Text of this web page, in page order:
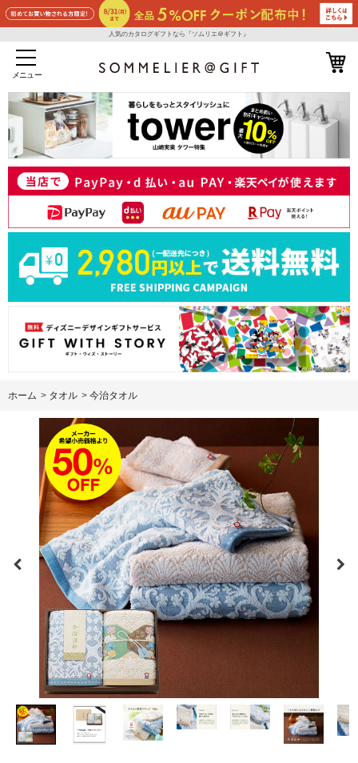
人気のカタログギフトなら『ソムリエ＠ギフト』
メニュー
ホーム > タオル > 今治タオル